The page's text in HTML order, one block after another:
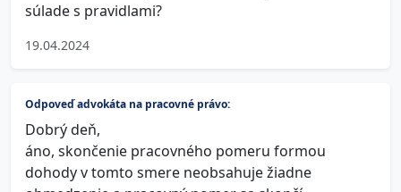
súlade s pravidlami?
19.04.2024
Odpoveď advokáta na pracovné právo:
Dobrý deň,
áno, skončenie pracovného pomeru formou
dohody v tomto smere neobsahuje žiadne